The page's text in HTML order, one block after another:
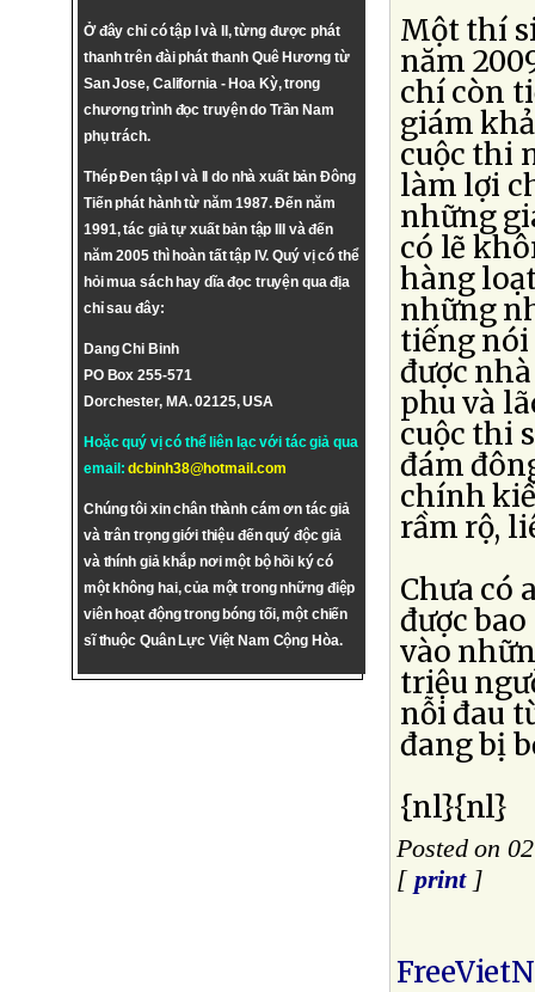
Ở đây chỉ có tập I và II, từng được phát
thanh trên đài phát thanh Quê Hương từ
San Jose, California - Hoa Kỳ, trong
chương trình đọc truyện do Trần Nam
phụ trách.
Thép Đen tập I và II do nhà xuất bản Đông
Tiến phát hành từ năm 1987. Đến năm
1991, tác giả tự xuất bản tập III và đến
năm 2005 thì hoàn tất tập IV. Quý vị có thể
hỏi mua sách hay dĩa đọc truyện qua địa
chỉ sau đây:
Dang Chi Binh
PO Box 255-571
Dorchester, MA. 02125, USA
Hoặc quý vị có thể liên lạc với tác giả qua
email:dcbinh38@hotmail.com
Chúng tôi xin chân thành cám ơn tác giả
và trân trọng giới thiệu đến quý độc giả
và thính giả khắp nơi một bộ hồi ký có
một không hai, của một trong những điệp
viên hoạt động trong bóng tối, một chiến
sĩ thuộc Quân Lực Việt Nam Cộng Hòa.
Một thí
năm
chí còn
giám
cuộc thi
làm lợi
những
có lẽ
hàng
những
tiếng nói
được
phu và
cuộc thi
đám
chính
rầm rộ,
Chưa có
được
vào
triệu
nỗi đau
đang bị
{nl}{nl}
Posted on
[ print]